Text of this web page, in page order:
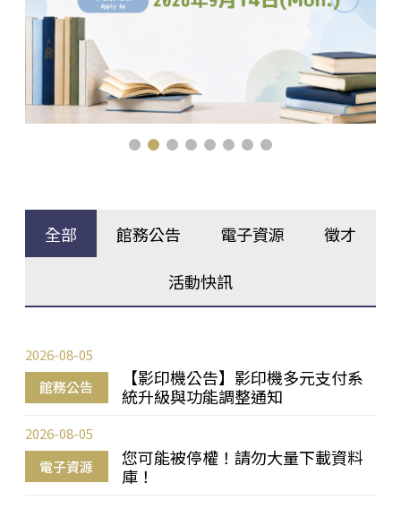
全部 館務公告 電子資源 徵才
活動快訊
館務公告
【影印機公告】影印機多元支付系
統升級與功能調整通知
2026-08-05
電子資源
您可能被停權！請勿大量下載資料
庫！
2026-08-05